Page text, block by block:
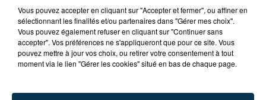
Vous pouvez accepter en cliquant sur "Accepter et fermer", ou affiner en
sélectionnant les finalités et/ou partenaires dans "Gérer mes choix".
Vous pouvez également refuser en cliquant sur "Continuer sans
accepter". Vos préférences ne s'appliqueront que pour ce site. Vous
pouvez mettre à jour vos choix, ou retirer votre consentement à tout
moment via le lien "Gérer les cookies" situé en bas de chaque page.